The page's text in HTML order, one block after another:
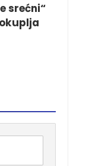
srećni“